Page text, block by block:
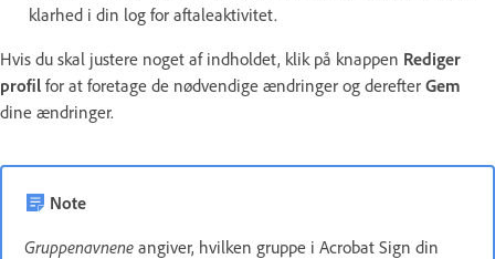
klarhed i din log for aftaleaktivitet.
Hvis du skal justere noget af indholdet, klik på knappen Rediger
profil for at foretage de nødvendige ændringer og derefter Gem
dine ændringer.
Note
Gruppenavnene angiver, hvilken gruppe i Acrobat Sign din